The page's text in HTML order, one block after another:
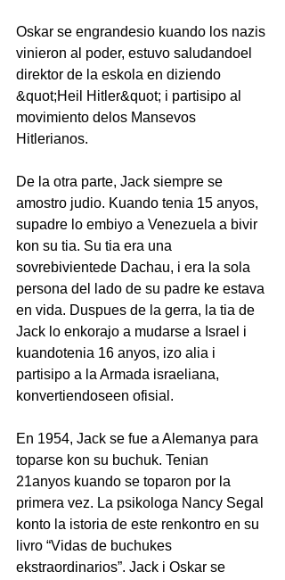
Oskar se engrandesio kuando los nazis
vinieron al poder, estuvo saludandoel
direktor de la eskola en diziendo
&quot;Heil Hitler&quot; i partisipo al
movimiento delos Mansevos
Hitlerianos.
De la otra parte, Jack siempre se
amostro judio. Kuando tenia 15 anyos,
supadre lo embiyo a Venezuela a bivir
kon su tia. Su tia era una
sovrebivientede Dachau, i era la sola
persona del lado de su padre ke estava
en vida. Duspues de la gerra, la tia de
Jack lo enkorajo a mudarse a Israel i
kuandotenia 16 anyos, izo alia i
partisipo a la Armada israeliana,
konvertiendoseen ofisial.
En 1954, Jack se fue a Alemanya para
toparse kon su buchuk. Tenian
21anyos kuando se toparon por la
primera vez. La psikologa Nancy Segal
konto la istoria de este renkontro en su
livro “Vidas de buchukes
ekstraordinarios”. Jack i Oskar se